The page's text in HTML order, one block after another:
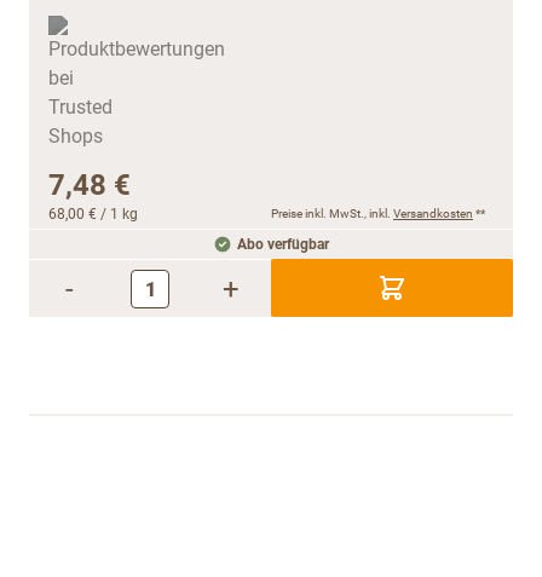
7,48 €
68,00 € / 1 kg Preise inkl. MwSt., inkl. Versandkosten **
Abo verfügbar
- +